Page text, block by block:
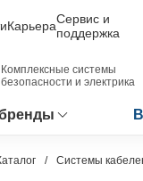
КарьераСервис и
поддержка
Комплексные системы
безопасности и электрика
Системы